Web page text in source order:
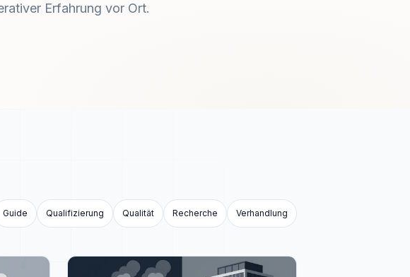
Erfahrung vor Ort.
Guide Qualifizierung Qualität Recherche Verhandlung